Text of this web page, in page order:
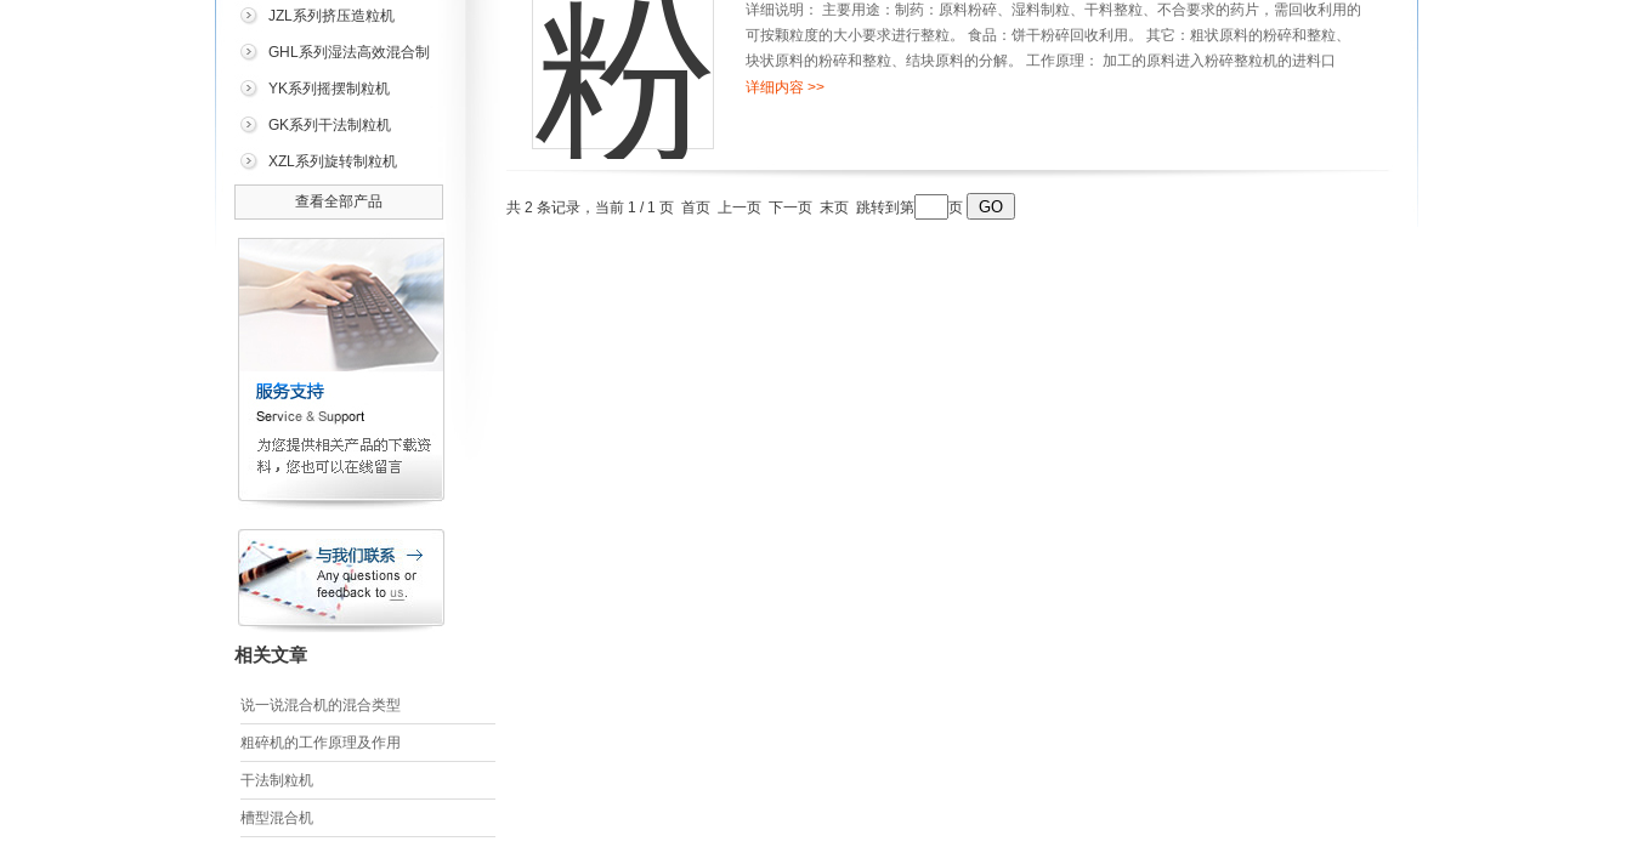
JZL系列挤压造粒机
GHL系列湿法高效混合制
粒机
YK系列摇摆制粒机
GK系列干法制粒机
XZL系列旋转制粒机
查看全部产品
相关文章
说一说混合机的混合类型
粗碎机的工作原理及作用
干法制粒机
槽型混合机
详细说明： 主要用途：制药：原料粉碎、湿料制粒、干料整粒、不合要求的药片，需回收利用的
可按颗粒度的大小要求进行整粒。 食品：饼干粉碎回收利用。 其它：粗状原料的粉碎和整粒、
块状原料的粉碎和整粒、结块原料的分解。 工作原理： 加工的原料进入粉碎整粒机的进料口
后，落入锥形工作室，由旋转回转刀对原料起旋流作用，并以离心力将颗粒甩向筛网面，同时同
详细内容 >>
共 2 条记录，当前 1 / 1 页 首页 上一页 下一页 末页 跳转到第 页